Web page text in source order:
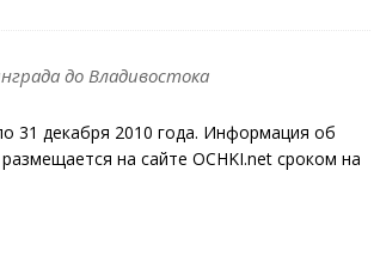
до Владивостока
31 декабря 2010 года. Информация об
на сайте OCHKI.net сроком на